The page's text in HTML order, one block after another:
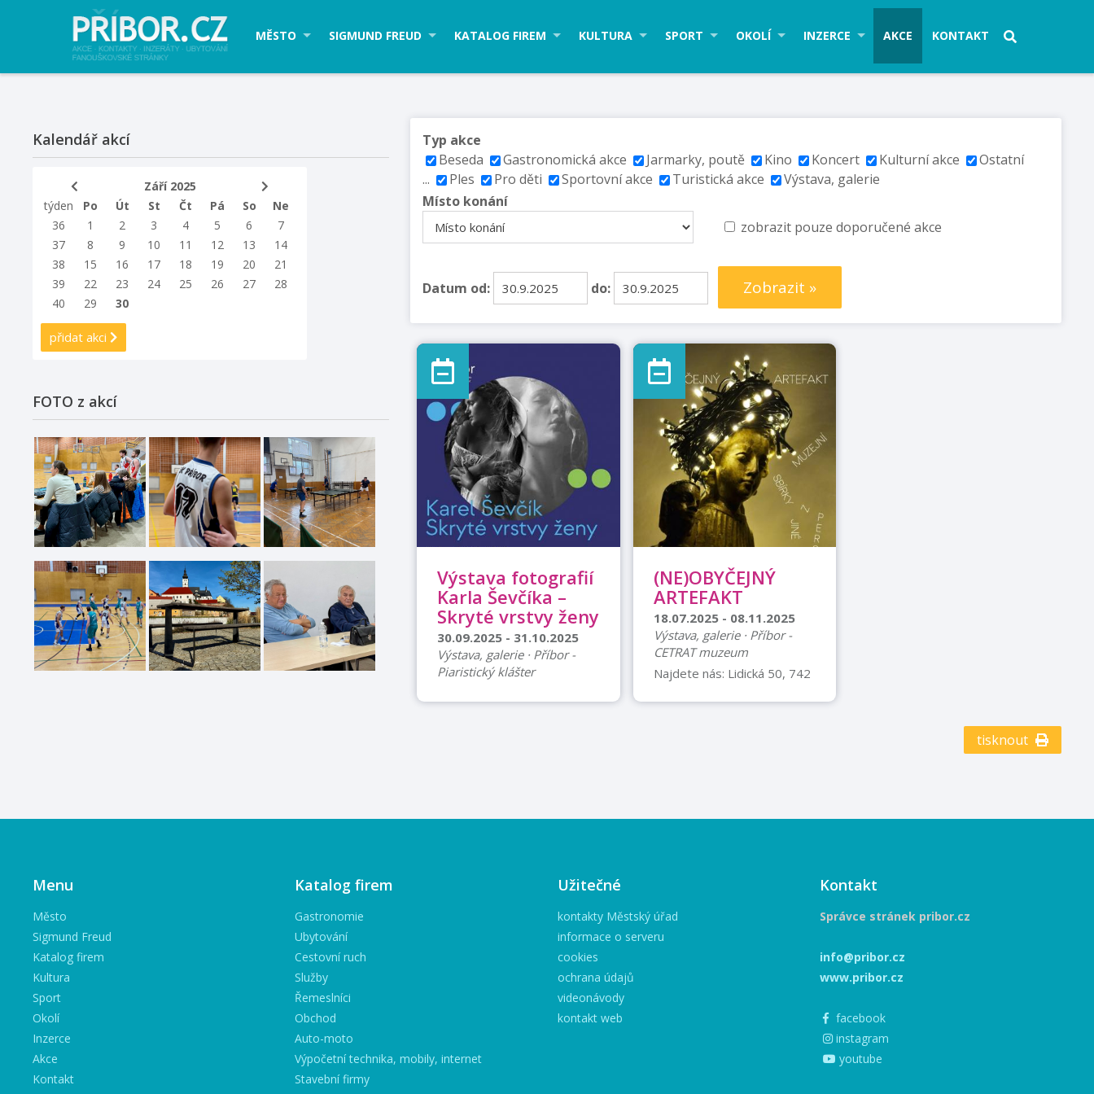
MĚSTO SIGMUND FREUD KATALOG FIREM KULTURA SPORT OKOLÍ INZERCE AKCE KONTAKT
Typ akce
Beseda
Gastronomická akce Jarmarky, poutě Kino Koncert Kulturní akce
Ostatní
...
Ples Pro děti Sportovní akce Turistická akce
Výstava, galerie
Místo konání
zobrazit pouze doporučené akce
Datum od: do: Zobrazit »
Výstava fotografií
Karla Ševčíka –
Skryté vrstvy ženy
30.09.2025 - 31.10.2025
Výstava, galerie · Příbor -
Piaristický klášter
9. 2025 v 17:00 Přijďte s
hloubku ženského světa
prostřednictvím objektivu
(NE)OBYČEJNÝ
ARTEFAKT
18.07.2025 - 08.11.2025
Výstava, galerie · Příbor -
CETRAT muzeum
Najdete nás: Lidická 50, 742
Termín konání: Od
emoce. Výstava
tisknout
Kalendář akcí
Září 2025
týden
Po Út St Čt Pá So
Ne
36
1 2 3 4 5 6
7
37
8 9 10 11 12 13
14
38
15 16 17 18 19 20
21
39
22 23 24 25 26 27
28
40
29 30
přidat akci
FOTO z akcí
Menu
Město
Sigmund Freud
Katalog firem
Kultura
Sport
Okolí
Inzerce
Akce
Kontakt
Katalog firem
Gastronomie
Ubytování
Cestovní ruch
Služby
Řemeslníci
Obchod
Auto-moto
Výpočetní technika, mobily, internet
Stavební firmy
Užitečné
kontakty Městský úřad
informace o serveru
cookies
ochrana údajů
videonávody
kontakt web
Kontakt
Správce stránek pribor.cz
info@pribor.cz
www.pribor.cz
facebook
instagram
youtube